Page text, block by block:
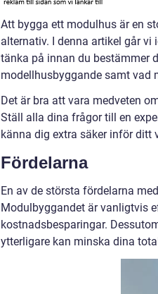
Att bygga ett modulhus är en
alternativ. I denna artikel går
tänka på innan du bestämmer
modellhusbyggande samt vad
Det är bra att vara medveten
Ställ alla dina frågor till en
känna dig extra säker inför ditt
Fördelarna
En av de största fördelarna
Modulbyggandet är vanligtvis
kostnadsbesparingar.
ytterligare kan minska dina